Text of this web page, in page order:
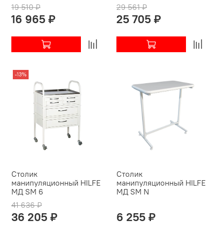
19 510 ₽
16 965 ₽
29 561 ₽
25 705 ₽
-13%
Столик
манипуляционный HILFE
МД SM 6
41 636 ₽
36 205 ₽
Столик
манипуляционный HILFE
МД SM N
6 255 ₽